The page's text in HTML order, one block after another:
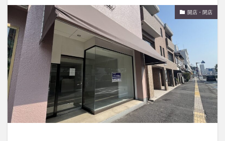
開店・閉店
あじさい
うみたまご
おでかけ
お土産
お弁当 かき氷
からあげ
くじゅう連山
ねとらぼ
ひまわり
ふるさと納税
まつり まとめ
みかん
むし湯
わさだタウン
わったん
アイススケート
アウトドア
アサイーボウル
アフリカンサファリ
アミュプラザおおいた
アレンジレシピ
アートプラザ
イタリア料理